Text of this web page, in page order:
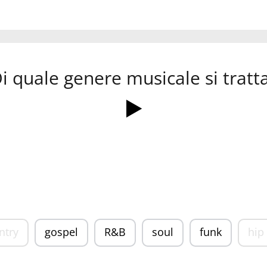
quale genere musicale si
gospel R&B soul funk hip